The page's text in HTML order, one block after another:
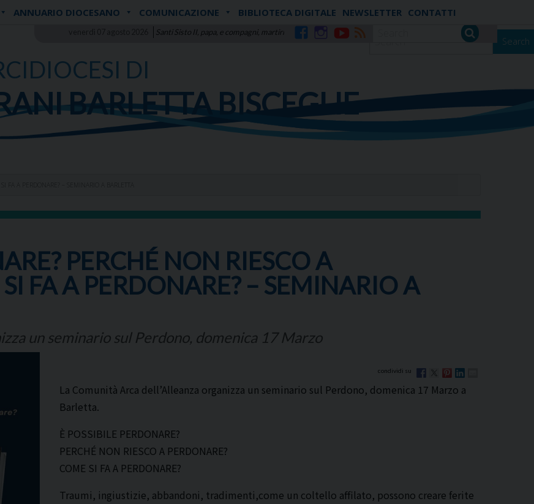
Santi Sisto II, papa, e compagni, martiri
ANNUARIO DIOCESANO COMUNICAZIONE BIBLIOTECA DIGITALE NEWSLETTER CONTATTI
Search
DI
BARLETTA BISCEGLIE
PERCHÉ NON RIESCO A
FA A PERDONARE? – SEMINARIO A
un seminario sul Perdono, domenica 17 Marzo
La Comunità Arca dell’Alleanza organizza un seminario sul Perdono, domenica 17 Marzo a
Barletta.
È POSSIBILE PERDONARE?
PERCHÉ NON RIESCO A PERDONARE?
COME SI FA A PERDONARE?
Traumi, ingiustizie, abbandoni, tradimenti,come un coltello affilato, possono creare ferite